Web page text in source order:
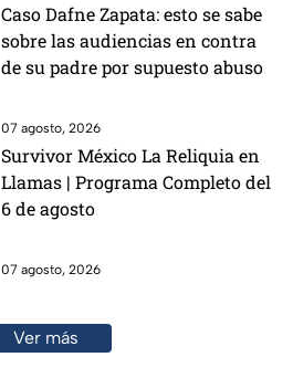
Caso Dafne Zapata: esto se sabe
sobre las audiencias en contra
de su padre por supuesto abuso
07 agosto, 2026
Survivor México La Reliquia en
Llamas | Programa Completo del
6 de agosto
07 agosto, 2026
Ver más